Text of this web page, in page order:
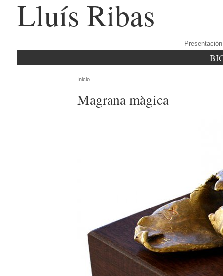
Lluís Ribas
Inicio
Magrana màgica
Presentación